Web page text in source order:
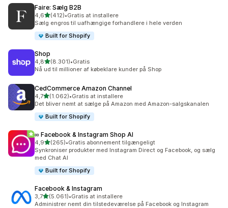
Faire: Sælg B2B
4,6ud af 5 stjerner
(412)
412 anmeldelser i alt
•Gratis at installere
Sælg engros til uafhængige forhandlere i hele verden
Built for Shopify
Shop
4,8ud af 5 stjerner
(8.301)
8301 anmeldelser i alt
•Gratis
Nå ud til millioner af købeklare kunder på Shop
CedCommerce Amazon Channel
4,7ud af 5 stjerner
(1.062)
1062 anmeldelser i alt
•Gratis at installere
Det bliver nemt at sælge på Amazon med Amazon-salgskanalen
Built for Shopify
∞ Facebook & Instagram Shop AI
4,9ud af 5 stjerner
(265)
265 anmeldelser i alt
•Gratis abonnement tilgængeligt
Synkroniser produkter med Instagram Direct og Facebook, og sælg
med Chat AI
Built for Shopify
Facebook & Instagram
3,7ud af 5 stjerner
(5.061)
5061 anmeldelser i alt
•Gratis at installere
Administrer nemt din tilstedeværelse på Facebook og Instagram